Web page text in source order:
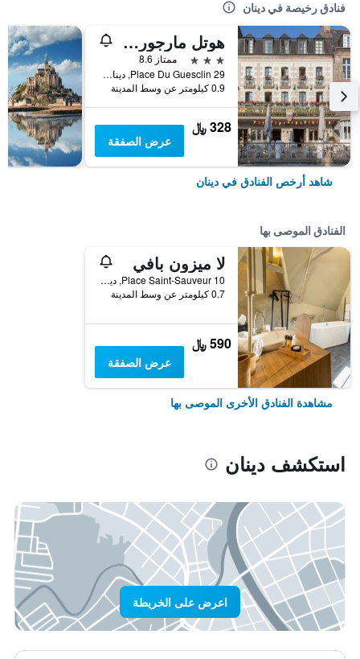
فنادق رخيصة في دينان
هوتل مارجوريت
3 نجوم
ممتاز 8.6
29 Place Du Guesclin, دينان, منطقة بريتاني, فرنسا
0.9 كيلومتر عن وسط المدينة
328 ﷼
عرض الصفقة
شاهد أرخص الفنادق في دينان
الفنادق الموصى بها
لا ميزون بافي
10 Place Saint-Sauveur, دينان, منطقة بريتاني, فرنسا
0.7 كيلومتر عن وسط المدينة
590 ﷼
عرض الصفقة
مشاهدة الفنادق الأخرى الموصى بها
استكشف دينان
اعرض على الخريطة